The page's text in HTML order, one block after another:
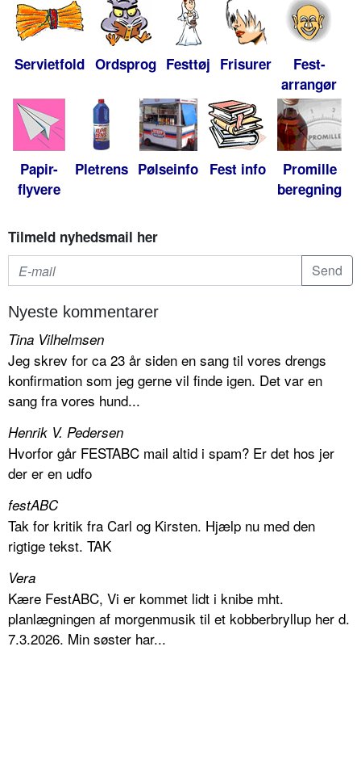
Servietfold Ordsprog Festtøj Frisurer
Fest-
arrangør
Papir-
flyvere
Pletrens Pølseinfo Fest info
Promille
beregning
Tilmeld nyhedsmail her
Nyeste kommentarer
Tina Vilhelmsen
Jeg skrev for ca 23 år siden en sang til vores drengs
konfirmation som jeg gerne vil finde igen. Det var en
sang fra vores hund...
Henrik V. Pedersen
Hvorfor går FESTABC mail altid i spam? Er det hos jer
der er en udfo
festABC
Tak for kritik fra Carl og Kirsten. Hjælp nu med den
rigtige tekst. TAK
Vera
Kære FestABC, Vi er kommet lidt i knibe mht.
planlægningen af morgenmusik til et kobberbryllup her d.
7.3.2026. Min søster har...